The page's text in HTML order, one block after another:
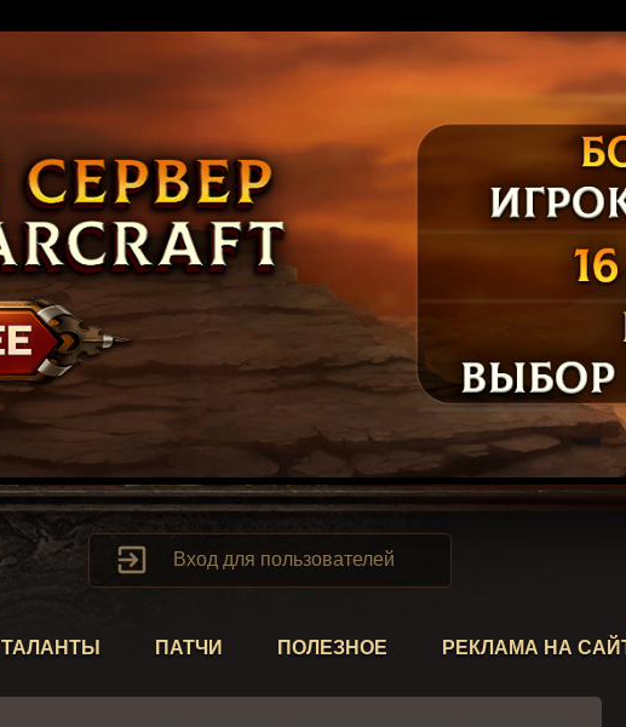
 Вход для пользователей
ТАЛАНТЫ ПАТЧИ ПОЛЕЗНОЕ РЕКЛАМА НА